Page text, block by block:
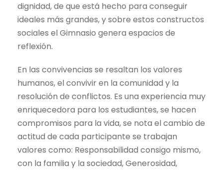
dignidad, de que está hecho para conseguir
ideales más grandes, y sobre estos constructos
sociales el Gimnasio genera espacios de
reflexión.
En las convivencias se resaltan los valores
humanos, el convivir en la comunidad y la
resolución de conflictos. Es una experiencia muy
enriquecedora para los estudiantes, se hacen
compromisos para la vida, se nota el cambio de
actitud de cada participante se trabajan
valores como: Responsabilidad consigo mismo,
con la familia y la sociedad, Generosidad,